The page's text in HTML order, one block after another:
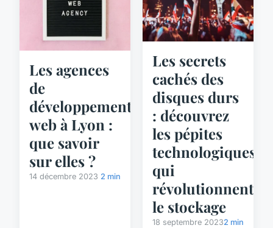
Les agences
de
développement
web à Lyon :
que savoir
sur elles ?
14 décembre 2023 2 min
Les secrets
cachés des
disques durs
: découvrez
les pépites
technologiques
qui
révolutionnent
le stockage
18 septembre 20232 min